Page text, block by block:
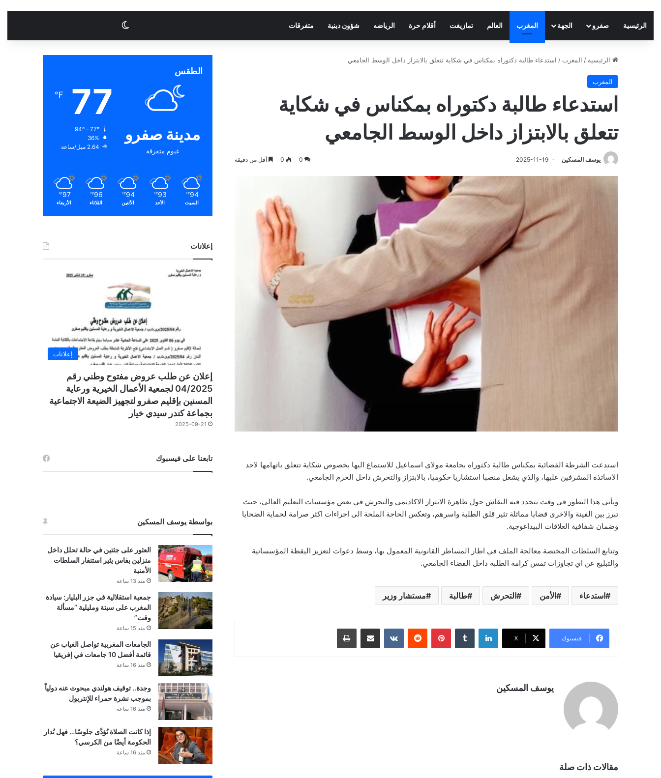
الرئيسية صفرو الجهة المغرب العالم تمازيغت أقلام حرة الرياضه شؤون دينية متفرقات الوضع المظلم
الرئيسية / المغرب / استدعاء طالبة دكتوراه بمكناس في شكاية تتعلق بالابتزاز داخل الوسط الجامعي
المغرب
استدعاء طالبة دكتوراه بمكناس في شكاية
تتعلق بالابتزاز داخل الوسط الجامعي
يوسف المسكين 2025-11-19
0
0 أقل من دقيقة
استدعت الشرطة القضائية بمكناس طالبة دكتوراه بجامعة مولاي اسماعيل للاستماع اليها بخصوص شكاية تتعلق باتهامها لاحد
الاساتذة المشرفين عليها، والذي يشغل منصبا استشاريا حكوميا، بالابتزاز والتحرش داخل الحرم الجامعي.
ويأتي هذا التطور في وقت يتجدد فيه النقاش حول ظاهرة الابتزاز الاكاديمي والتحرش في بعض مؤسسات التعليم العالي، حيث
تبرز بين الفينة والاخرى قضايا مماثلة تثير قلق الطلبة واسرهم، وتعكس الحاجة الملحة الى اجراءات اكثر صرامة لحماية الضحايا
وضمان شفافية العلاقات البيداغوجية.
وتتابع السلطات المختصة معالجة الملف في اطار المساطر القانونية المعمول بها، وسط دعوات لتعزيز اليقظة المؤسساتية
والتبليغ عن اي تجاوزات تمس كرامة الطلبة داخل الفضاء الجامعي.
استدعاء الأمن التحرش طالبة مستشار وزير
فيسبوك ‫X
لينكدإن بينتيريست مشاركة عبر البريد طباعة
يوسف المسكين
مقالات ذات صلة
الطقس
مدينة صفرو
غيوم متفرقة
77
℉
36%
2.64 ميل/ساعة
94
℉
السبت
93
℉
الأحد
94
℉
الأثنين
96
℉
الثلاثاء
97
℉
الأربعاء
إعلانات
إعلانات
إعلان عن طلب عروض مفتوح وطني رقم
04/2025 لجمعية الأعمال الخيرية ورعاية
المسنين بإقليم صفرو لتجهيز الضيعة الاجتماعية
بجماعة كندر سيدي خيار
2025-09-21
تابعنا على فيسبوك
بواسطة يوسف المسكين
العثور على جثتين في حالة تحلل داخل
منزلين بفاس يثير استنفار السلطات
الأمنية
منذ 13 ساعة
جمعية استقلالية في جزر البليار: سيادة
المغرب على سبتة ومليلية “مسألة
وقت”
منذ 15 ساعة
الجامعات المغربية تواصل الغياب عن
قائمة أفضل 10 جامعات في إفريقيا
منذ 16 ساعة
وجدة.. توقيف هولندي مبحوث عنه دولياً
بموجب نشرة حمراء للإنتربول
منذ 16 ساعة
إذا كانت الصلاة تُؤدَّى جلوسًا… فهل تُدار
الحكومة أيضًا من الكرسي؟
منذ 16 ساعة